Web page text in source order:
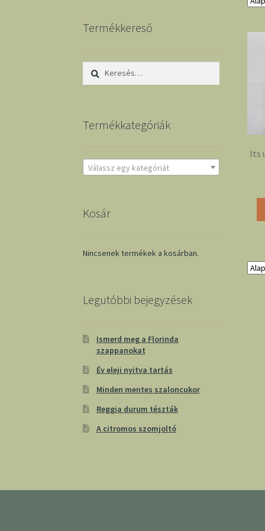
Its
Termékkereső
Keresés:
Termékkategóriák
Válassz egy kategóriát
Kosár
Nincsenek termékek a kosárban.
Legutóbbi bejegyzések
Ismerd meg a Florinda
szappanokat
Év eleji nyitva tartás
Minden mentes szaloncukor
Reggia durum tészták
A citromos szomjoltó